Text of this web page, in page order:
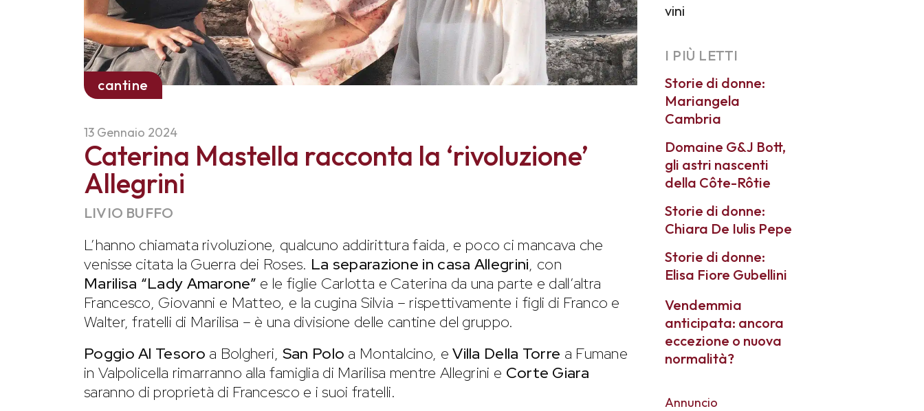
cantine
13 Gennaio 2024
Caterina Mastella racconta la ‘rivoluzione’
Allegrini
LIVIO BUFFO
L’hanno chiamata rivoluzione, qualcuno addirittura faida, e poco ci mancava che
venisse citata la Guerra dei Roses. La separazione in casa Allegrini, con
Marilisa “Lady Amarone” e le figlie Carlotta e Caterina da una parte e dall’altra
Francesco, Giovanni e Matteo, e la cugina Silvia – rispettivamente i figli di Franco e
Walter, fratelli di Marilisa – è una divisione delle cantine del gruppo.
Poggio Al Tesoro a Bolgheri, San Polo a Montalcino, eVilla Della Torre a Fumane
in Valpolicella rimarranno alla famiglia di Marilisa mentre Allegrini e Corte Giara
saranno di proprietà di Francesco e i suoi fratelli.
vini
I PIÙ LETTI
Storie di donne:
Mariangela
Cambria
Domaine G&J Bott,
gli astri nascenti
della Côte-Rôtie
Storie di donne:
Chiara De Iulis Pepe
Storie di donne:
Elisa Fiore Gubellini
Vendemmia
anticipata: ancora
eccezione o nuova
normalità?
Annuncio